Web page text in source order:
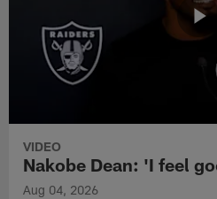
VIDEO
Nakobe Dean: 'I feel
Aug 04, 2026